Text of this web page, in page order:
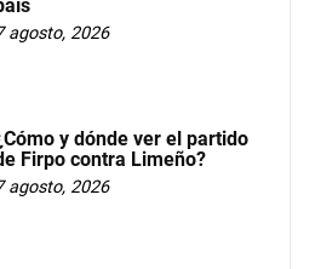
agosto, 2026
y dónde ver el partido
Firpo contra Limeño?
agosto, 2026